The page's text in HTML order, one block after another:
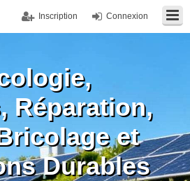
Connexion
Inscription
Réparation,
et
Durables